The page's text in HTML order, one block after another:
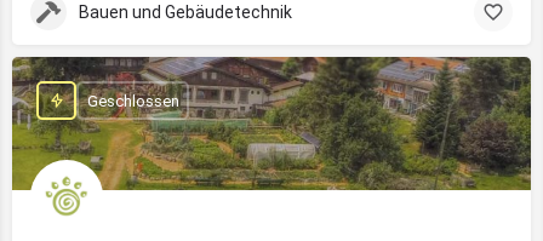
Bauen und Gebäudetechnik
Geschlossen